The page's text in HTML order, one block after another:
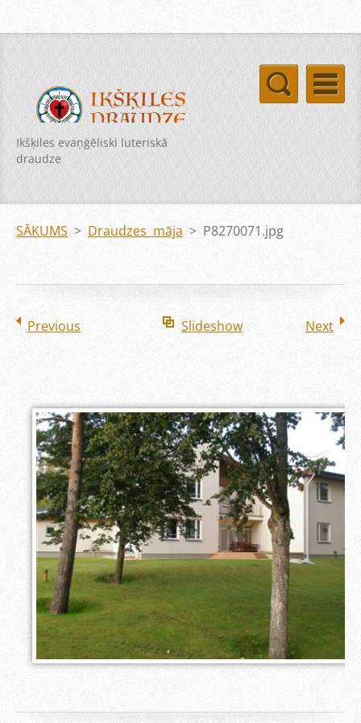
Ikšķiles evaņģēliski luteriskā
draudze
SĀKUMS > Draudzes māja > P8270071.jpg
Previous Slideshow Next